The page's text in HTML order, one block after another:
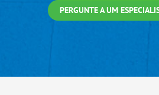
PERGUNTE A UM